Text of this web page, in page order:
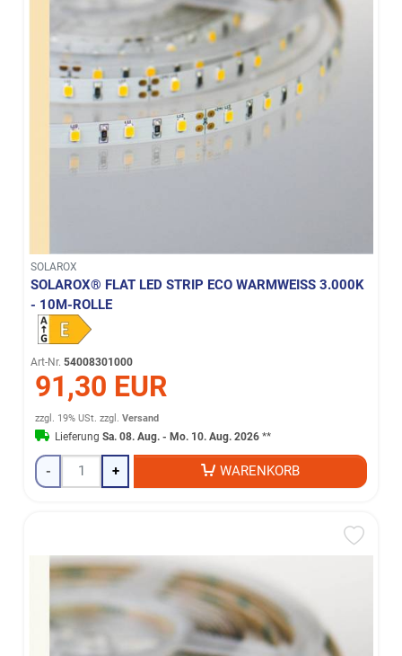
SOLAROX
SOLAROX® FLAT LED STRIP ECO WARMWEISS 3.000K -
10M-ROLLE
Art-Nr. 54008301000
91,30 EUR
zzgl. 19% USt. zzgl.Versand
LieferungSa. 08. Aug. - Mo. 10. Aug. 2026 **
- + WARENKORB